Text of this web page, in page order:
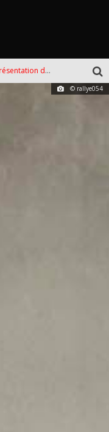
Chevrotines 2025 - Présentation de l'épreuve
© rallye054